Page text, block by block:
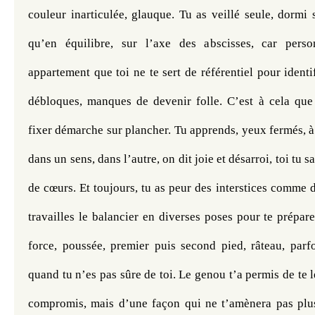
couleur inarticulée, glauque. Tu as veillé seule, dormi
qu’en équilibre, sur l’axe des abscisses, car
appartement que toi ne te sert de référentiel pour
débloques, manques de devenir folle. C’est à cela
fixer démarche sur plancher. Tu apprends, yeux fermés,
dans un sens, dans l’autre, on dit joie et désarroi, toi tu
de cœurs. Et toujours, tu as peur des interstices comme
travailles le balancier en diverses poses pour te
force, poussée, premier puis second pied, râteau,
quand tu n’es pas sûre de toi. Le genou t’a permis de te
compromis, mais d’une façon qui ne t’amènera pas